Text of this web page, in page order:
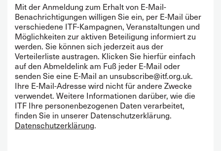
Mit der Anmeldung zum Erhalt von E-Mail-
Benachrichtigungen willigen Sie ein, per E-Mail über
verschiedene ITF-Kampagnen, Veranstaltungen und
Möglichkeiten zur aktiven Beteiligung informiert zu
werden. Sie können sich jederzeit aus der
Verteilerliste austragen. Klicken Sie hierfür einfach
auf den Abmeldelink am Fuß jeder E-Mail oder
senden Sie eine E-Mail an unsubscribe@itf.org.uk.
Ihre E-Mail-Adresse wird nicht für andere Zwecke
verwendet. Weitere Informationen darüber, wie die
ITF Ihre personenbezogenen Daten verarbeitet,
finden Sie in unserer Datenschutzerklärung.
Datenschutzerklärung.